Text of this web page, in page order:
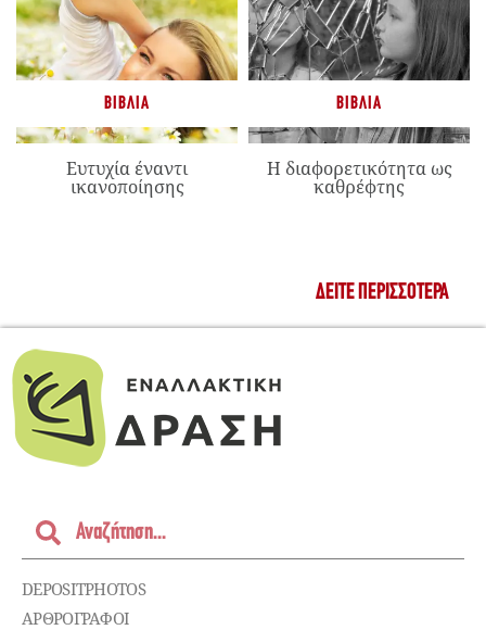
ΒΙΒΛΊΑ
Ευτυχία έναντι
ικανοποίησης
ΒΙΒΛΊΑ
Η διαφορετικότητα ως
καθρέφτης
ΔΕΊΤΕ ΠΕΡΙΣΣΌΤΕΡΑ
DEPOSITPHOTOS
ΑΡΘΡΟΓΡΑΦΟΙ